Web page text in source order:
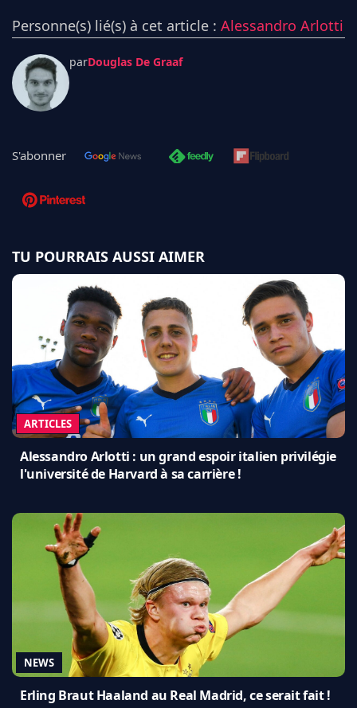
Personne(s) lié(s) à cet article : Alessandro Arlotti
parDouglas De Graaf
S'abonner
TU POURRAIS AUSSI AIMER
ARTICLES
Alessandro Arlotti : un grand espoir italien privilégie
l'université de Harvard à sa carrière !
NEWS
Erling Braut Haaland au Real Madrid, ce serait fait !